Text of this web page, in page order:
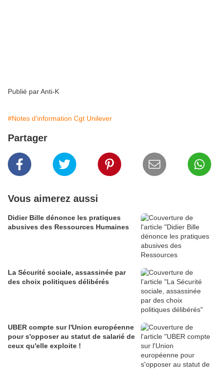
Publié par Anti-K
#Notes d'information Cgt Unilever
Partager
Vous aimerez aussi
Didier Bille dénonce les pratiques
abusives des Ressources Humaines
La Sécurité sociale, assassinée par
des choix politiques délibérés
UBER compte sur l'Union européenne
pour s'opposer au statut de salarié de
ceux qu'elle exploite !